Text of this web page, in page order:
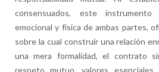
consensuados, este
emocional y física de ambas partes,
sobre la cual construir una relación
una mera formalidad, el contrato